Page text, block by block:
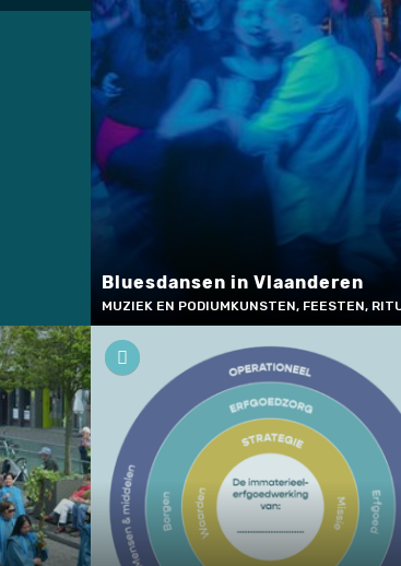
Bluesdansen in Vlaanderen
MUZIEK EN PODIUMKUNSTEN, FEESTEN,